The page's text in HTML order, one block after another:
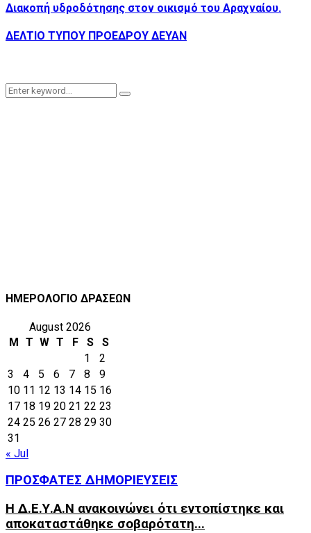
Διακοπή υδροδότησης στον οικισμό του Αραχναίου.
ΔΕΛΤΙΟ ΤΥΠΟΥ ΠΡΟΕΔΡΟΥ ΔΕΥΑΝ
Search
Search
ΗΜΕΡΟΛΟΓΙΟ ΔΡΑΣΕΩΝ
August 2026
M T W T F S
S
1
2
3
4 5 6 7 8
9
10 11 12 13 14 15 16
17 18 19 20 21 22 23
24 25 26 27 28 29 30
31
« Jul
ΠΡΟΣΦΑΤΕΣ ΔΗΜΟΡΙΕΥΣΕΙΣ
Η Δ.Ε.Υ.Α.Ν ανακοινώνει ότι εντοπίστηκε και
αποκαταστάθηκε σοβαρότατη...